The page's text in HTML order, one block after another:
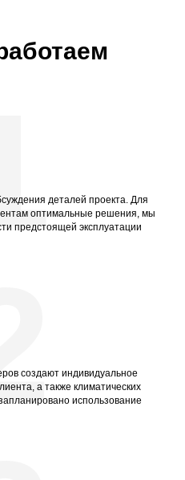
деталей проекта. Для
оптимальные решения, мы
предстоящей эксплуатации
создают индивидуальное
а также климатических
использование